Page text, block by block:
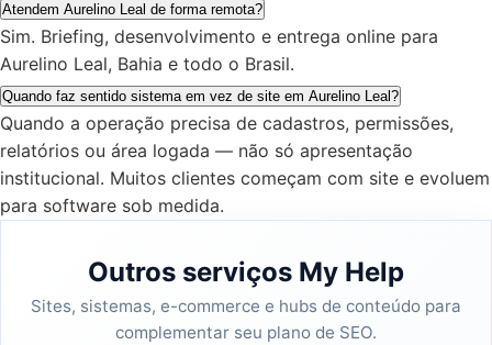
Atendem Aurelino Leal de forma remota?
Sim. Briefing, desenvolvimento e entrega online para
Aurelino Leal, Bahia e todo o Brasil.
Quando faz sentido sistema em vez de site em Aurelino Leal?
Quando a operação precisa de cadastros, permissões,
relatórios ou área logada — não só apresentação
institucional. Muitos clientes começam com site e evoluem
para software sob medida.
Outros serviços My Help
Sites, sistemas, e-commerce e hubs de conteúdo para
complementar seu plano de SEO.